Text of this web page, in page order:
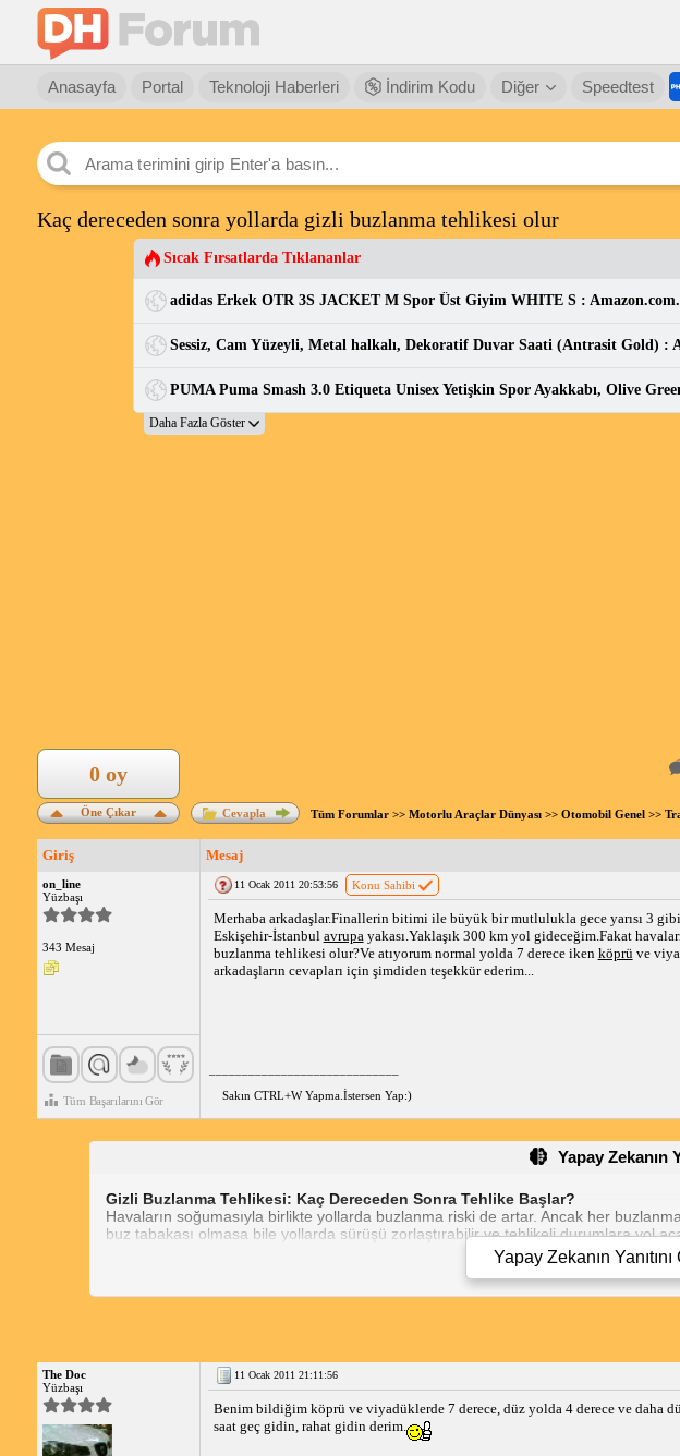
Anasayfa Portal Teknoloji Haberleri İndirim Kodu Diğer Speedtest
Kaç dereceden sonra yollarda gizli buzlanma tehlikesi olur
Sıcak Fırsatlarda Tıklananlar
adidas Erkek OTR 3S JACKET M Spor Üst Giyim WHITE S :
Öne Çıkar
0 oy
Cevapla Tüm Forumlar>> Motorlu Araçlar Dünyası>> Otomobil Genel>>
Giriş Mesaj
on_line
Yüzbaşı
343 Mesaj
Tüm Başarılarını Gör
11 Ocak 2011 20:53:56 Konu Sahibi
Merhaba arkadaşlar.Finallerin bitimi ile büyük bir mutlulukla gece yarısı 3
Eskişehir-İstanbul avrupayakası.Yaklaşık 300 km yol gideceğim.Fakat
buzlanma tehlikesi olur?Ve atıyorum normal yolda 7 derece iken köprüve
arkadaşların cevapları için şimdiden teşekkür ederim...
Sakın CTRL+W Yapma.İstersen Yap:)
Yapay Zekanın
Gizli Buzlanma Tehlikesi: Kaç Dereceden Sonra Tehlike Başlar?
Havaların soğumasıyla birlikte yollarda buzlanma riski de artar. Ancak her
buz tabakası olmasa bile yollarda sürüşü zorlaştırabilir ve tehlikeli durumlara yol
Yollarda gizli buzlanma genellikle hava sıcaklığı 4 santigrat derece veya altına
bir buz tabakası oluşturur. Bu buz tabakası, özellikle gölgeli alanlarda veya
Nasıl Önlem Alabilirsin?Gizli buzlanma tehlikesinden korunmak için şu önlemleri
Hava tahminlerini takip et ve hava sıcaklığının 4 santigrat derece veya
Gölgeli alanlardan, üst geçitlerden ve köprülerden geçerken hızını azalt.
Yapay Zekanın Yanıtını
The Doc
Yüzbaşı
11 Ocak 2011 21:11:56
Benim bildiğim köprü ve viyadüklerde 7 derece, düz yolda 4 derece ve daha
saat geç gidin, rahat gidin derim.